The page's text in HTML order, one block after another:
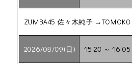
ZUMBA45 佐々木純子 →TOMOKO
2026/08/09(日) 15:20 ～ 16:05